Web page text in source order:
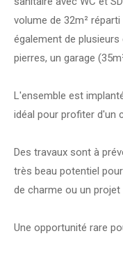
volume de 32m²
également de
pierres, un garage
L'ensemble est
idéal pour profiter d'un
Des travaux sont à
très beau potentiel
de charme ou un projet
Une opportunité rare